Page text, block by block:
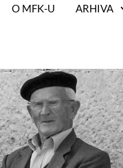
O MFK-U ARHIVA